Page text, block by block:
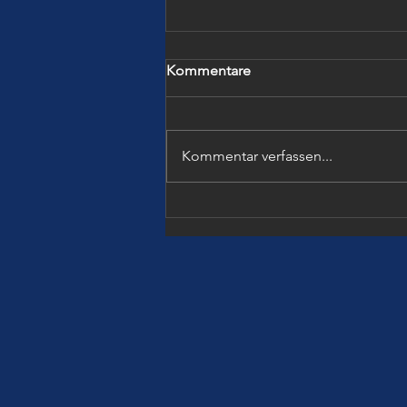
Kommentare
Kommentar verfassen...